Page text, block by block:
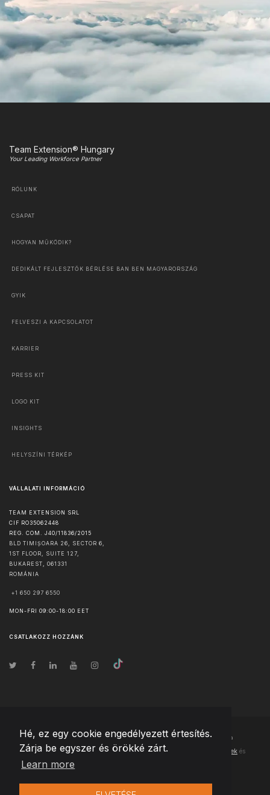
Hé, ez egy cookie engedélyezett értesítés.
Zárja be egyszer és örökké zárt.
Learn more
Team Extension® Hungary
Your Leading Workforce Partner
RÓLUNK
CSAPAT
HOGYAN MŰKÖDIK?
DEDIKÁLT FEJLESZTŐK BÉRLÉSE BAN BEN MAGYARORSZÁG
GYIK
FELVESZI A KAPCSOLATOT
KARRIER
PRESS KIT
LOGO KIT
INSIGHTS
HELYSZÍNI TÉRKÉP
VÁLLALATI INFORMÁCIÓ
TEAM EXTENSION SRL
CIF RO35062448
REG. COM. J40/11836/2015
BLD TIMIȘOARA 26, SECTOR 6,
1ST FLOOR, SUITE 127,
BUKAREST
061331
ROMÁNIA
+1 650 297 6550
MON-FRI 09:00-18:00 EET
CSATLAKOZZ HOZZÁNK
© Szerzői jog2026 Team Extension Hungary- Minden jog fenntartva
Changelog ● Ezen webhely használatával elfogadja Használati feltételek és